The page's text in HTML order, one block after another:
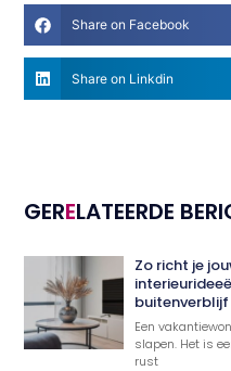
Share on Facebook
Share on Linkdin
GERELATEERDE
Zo richt je
buitenverblijf
Een
slapen. Het is
rust